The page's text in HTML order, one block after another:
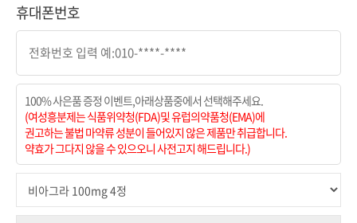
휴대폰번호
100% 사은품 증정 이벤트,아래상품중에서 선택해주세요.
(여성흥분제는 식품위약청(FDA)및 유럽의약품청(EMA)에
권고하는 불법 마약류 성분이 들어있지 않은 제품만 취급합니다.
약효가 그다지 않을 수 있으오니 사전고지 해드립니다.)